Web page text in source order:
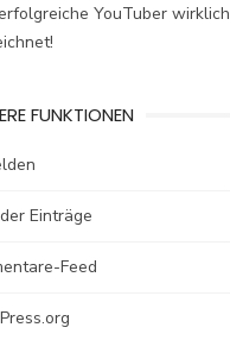
YouTuber wirklich
FUNKTIONEN
Einträge
Feed